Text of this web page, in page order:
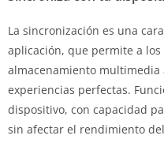
La sincronización es una
aplicación, que permite a
almacenamiento
experiencias perfectas.
dispositivo, con capacidad
sin afectar el rendimiento